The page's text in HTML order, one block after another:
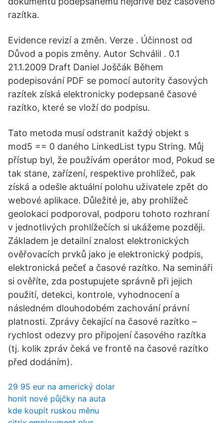
razítka.
Evidence revizí a změn. Verze . Účinnost od
Důvod a popis změny. Autor Schválil . 0.1
21.1.2009 Draft Daniel Joščák Během
podepisování PDF se pomocí autority časových
razítek získá elektronicky podepsané časové
razítko, které se vloží do podpisu.
Tato metoda musí odstranit každý objekt s
mod5 == 0 daného LinkedList typu String. Můj
přístup byl, že používám operátor mod, Pokud se
tak stane, zařízení, respektive prohlížeč, pak
získá a odešle aktuální polohu uživatele zpět do
webové aplikace. Důležité je, aby prohlížeč
geolokaci podporoval, podporu tohoto rozhraní
v jednotlivých prohlížečích si ukážeme později.
Základem je detailní znalost elektronických
ověřovacích prvků jako je elektronický podpis,
elektronická pečeť a časové razítko. Na semináři
si ověříte, zda postupujete správně při jejich
použití, detekci, kontrole, vyhodnocení a
následném dlouhodobém zachování právní
platnosti. Zprávy čekající na časové razítko –
rychlost odezvy pro připojení časového razítka
(tj. kolik zpráv čeká ve frontě na časové razítko
před dodáním).
29 95 eur na americký dolar
honit nové půjčky na auta
kde koupit ruskou měnu